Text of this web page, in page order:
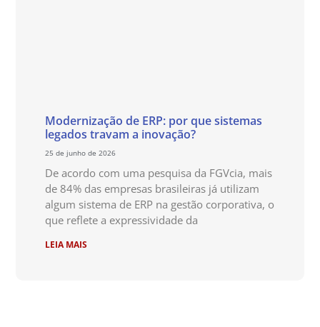
Modernização de ERP: por que sistemas
legados travam a inovação?
25 de junho de 2026
De acordo com uma pesquisa da FGVcia, mais
de 84% das empresas brasileiras já utilizam
algum sistema de ERP na gestão corporativa, o
que reflete a expressividade da
LEIA MAIS